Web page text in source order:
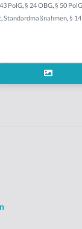
PolG § 24 OBG § 50 PolG
Standardmaßnahmen §